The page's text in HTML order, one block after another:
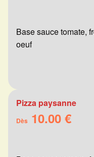
Base sauce tomate,
oeuf
Pizza paysanne
Dès 10.00 €